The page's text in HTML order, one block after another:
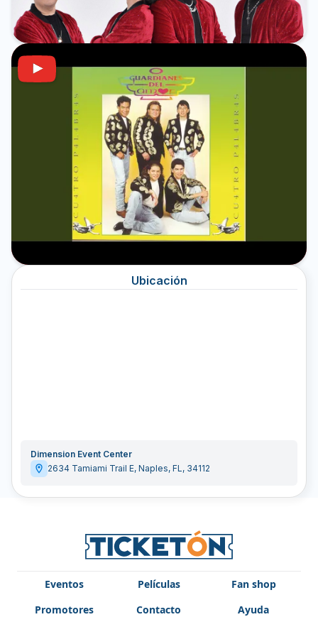
Ubicación
Dimension Event Center
2634 Tamiami Trail E, Naples, FL, 34112
Eventos Películas
Fan shop
Promotores
Contacto Ayuda